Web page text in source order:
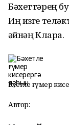
Бәхеттәрең
Иң изге
ҡәйнәң Клара.
Бәхетле ғүмер
Автор: